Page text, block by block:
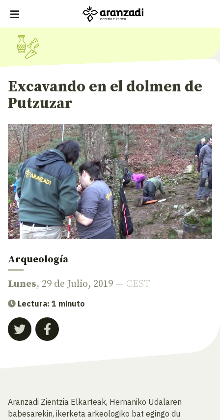
Excavando en el dolmen de
Putzuzar
Arqueología
Lunes, 29 de Julio, 2019 — CEST
Lectura: 1 minuto
Aranzadi Zientzia Elkarteak, Hernaniko Udalaren
babesarekin, ikerketa arkeologiko bat egingo du